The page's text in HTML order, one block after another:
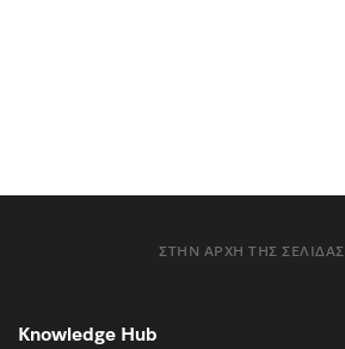
ΣΤΗΝ ΑΡΧΉ ΤΗΣ ΣΕΛΊΔΑΣ
Knowledge Hub